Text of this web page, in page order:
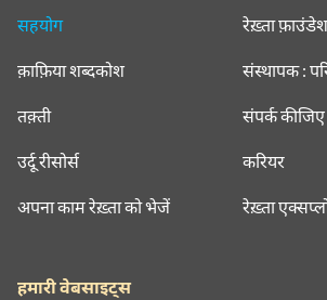
सहयोग
क़ाफ़िया शब्दकोश
तक़्ती
उर्दू रीसोर्स
अपना काम रेख़्ता को भेजें
रेख़्ता
संस्थापक :
संपर्क कीजिए
करियर
रेख़्ता
हमारी वेबसाइट्स